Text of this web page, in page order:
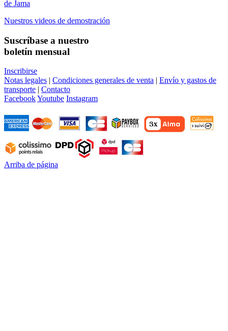
de Jama
Nuestros videos de demostración
Suscríbase a nuestro
boletín mensual
Inscribirse
Notas legales | Condiciones generales de venta | Envío y gastos de
transporte | Contacto
FacebookYoutube Instagram
Arriba de página